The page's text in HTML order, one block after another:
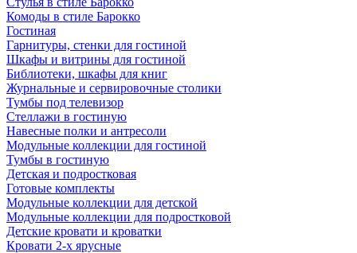
Комоды в стиле Барокко
Гостиная
Гарнитуры, стенки для гостиной
Шкафы и витрины для гостиной
Библиотеки, шкафы для книг
Журнальные и сервировочные столики
Тумбы под телевизор
Стеллажи в гостиную
Навесные полки и антресоли
Модульные коллекции для гостиной
Тумбы в гостиную
Детская и подростковая
Готовые комплекты
Модульные коллекции для детской
Модульные коллекции для подростковой
Детские кровати и кроватки
Кровати 2-х ярусные